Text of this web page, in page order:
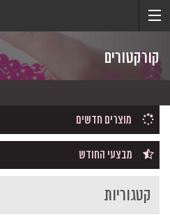
קורקטורים
מוצרים חדשים
מבצעי החודש
קטגוריות